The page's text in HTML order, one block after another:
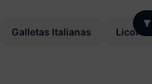
Galletas Italianas Licores